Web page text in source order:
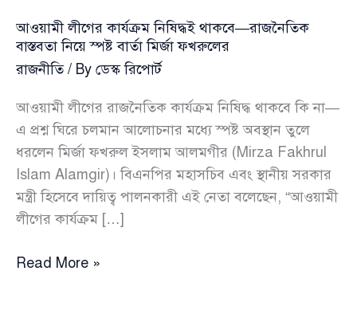
আওয়ামী লীগের কার্যক্রম নিষিদ্ধই থাকবে—রাজনৈতিক
বাস্তবতা নিয়ে স্পষ্ট বার্তা মির্জা ফখরুলের
রাজনীতি/ By ডেস্ক রিপোর্ট
আওয়ামী লীগের রাজনৈতিক কার্যক্রম নিষিদ্ধ থাকবে কি না—
এ প্রশ্ন ঘিরে চলমান আলোচনার মধ্যে স্পষ্ট অবস্থান তুলে
ধরলেন মির্জা ফখরুল ইসলাম আলমগীর (Mirza Fakhrul
Islam Alamgir)। বিএনপির মহাসচিব এবং স্থানীয় সরকার
মন্ত্রী হিসেবে দায়িত্ব পালনকারী এই নেতা বলেছেন, “আওয়ামী
লীগের কার্যক্রম […]
আওয়ামী
Read More »